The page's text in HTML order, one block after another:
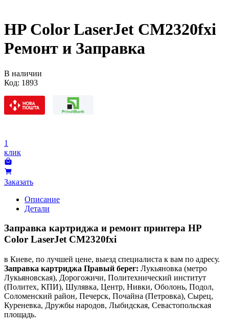
HP Color LaserJet CM2320fxi
Ремонт и Заправка
В наличии
Код: 1893
1
клик
Заказать
Описание
Детали
Заправка картриджа и ремонт принтера HP
Color LaserJet CM2320fxi
в Киеве, по лучшей цене, выезд специалиста к вам по адресу.
Заправка картриджа Правый берег: Лукьяновка (метро
Лукьяновская), Дорогожичи, Политехнический институт
(Политех, КПИ), Шулявка, Центр, Нивки, Оболонь, Подол,
Соломенский район, Печерск, Почайна (Петровка), Сырец,
Куреневка, Дружбы народов, Лыбидская, Севастопольская
площадь.